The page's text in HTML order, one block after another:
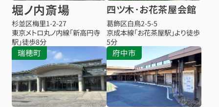
堀ノ内斎場
杉並区梅里1-2-27
東京メトロ丸ノ内線「新高円寺
駅」徒歩8分
四ツ木･お花茶屋会館
葛飾区白鳥2-5-5
京成本線「お花茶屋駅」より徒歩
5分
瑞穂町 府中市